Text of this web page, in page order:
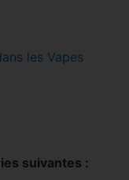
les Vapes
suivantes :